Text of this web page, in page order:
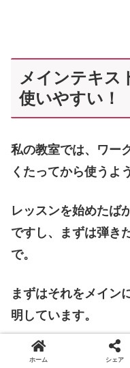
メインテキス
使いやすい！
私の教室では、ワー
くたってから使うよ
レッスンを始めたば
ですし、まずは弾き
で。
まずはそれをメイン
明しています。
小さな子は、「書く
ホーム シェア